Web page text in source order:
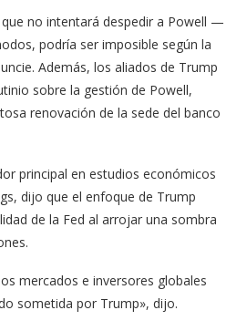
no intentará despedir a Powell —
podría ser imposible según la
Además, los aliados de Trump
sobre la gestión de Powell,
renovación de la sede del banco
principal en estudios económicos
dijo que el enfoque de Trump
de la Fed al arrojar una sombra
mercados e inversores globales
sometida por Trump», dijo.